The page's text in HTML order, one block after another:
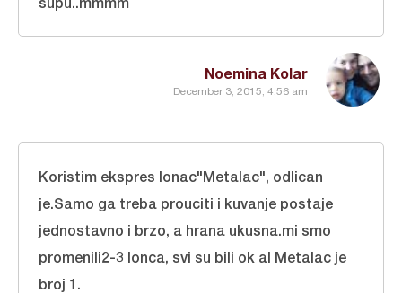
Noemina Kolar
December 3, 2015, 4:56 am
Koristim ekspres lonac"Metalac", odlican
je.Samo ga treba prouciti i kuvanje postaje
jednostavno i brzo, a hrana ukusna.mi smo
promenili2-3 lonca, svi su bili ok al Metalac je
broj 1.